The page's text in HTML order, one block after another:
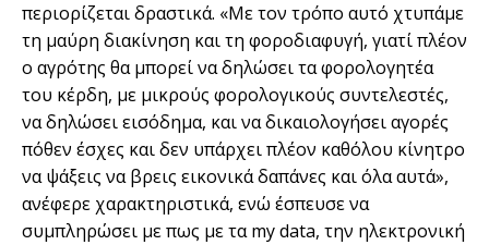
περιορίζεται δραστικά. «Με τον τρόπο αυτό χτυπάμε
τη μαύρη διακίνηση και τη φοροδιαφυγή, γιατί πλέον
ο αγρότης θα μπορεί να δηλώσει τα φορολογητέα
του κέρδη, με μικρούς φορολογικούς συντελεστές,
να δηλώσει εισόδημα, και να δικαιολογήσει αγορές
πόθεν έσχες και δεν υπάρχει πλέον καθόλου κίνητρο
να ψάξεις να βρεις εικονικά δαπάνες και όλα αυτά»,
ανέφερε χαρακτηριστικά, ενώ έσπευσε να
συμπληρώσει με πως με τα my data, την ηλεκτρονική